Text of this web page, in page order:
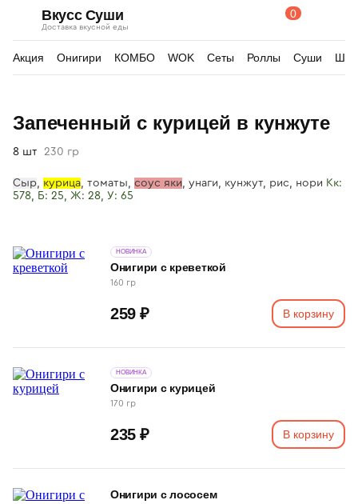
Вкусс Суши
Доставка вкусной еды
ПоискКорзина
0
Акция Онигири КОМБО WOK Сеты Роллы Суши
Запеченный с курицей в кунжуте
8 шт 230 гр
Сыр, курица, томаты, соус яки, унаги, кунжут, рис, нори Кк:
578, Б: 25, Ж: 28, У: 65
Онигири с креветкой
НОВИНКА
160 гр
259 ₽ В корзину
Онигири с курицей
НОВИНКА
170 гр
235 ₽ В корзину
Онигири с лососем
Изображения
товара